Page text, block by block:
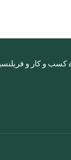
کسب و کار و